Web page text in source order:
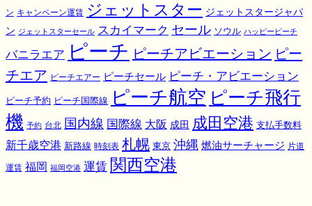
ン キャンペーン運賃 ジェットスター ジェットスタージャパ
ン ジェットスターセール スカイマーク セール ソウル ハッピーピーチ
バニラエア ピーチ ピーチアビエーション ピー
チエア ピーチエアー ピーチセール ピーチ・アビエーション
ピーチ予約 ピーチ国際線 ピーチ航空 ピーチ飛行
機 予約 台北 国内線 国際線 大阪 成田 成田空港 支払手数料
新千歳空港 新路線 時刻表 札幌 東京 沖縄 燃油サーチャージ 片道
運賃 福岡 福岡空港 運賃 関西空港